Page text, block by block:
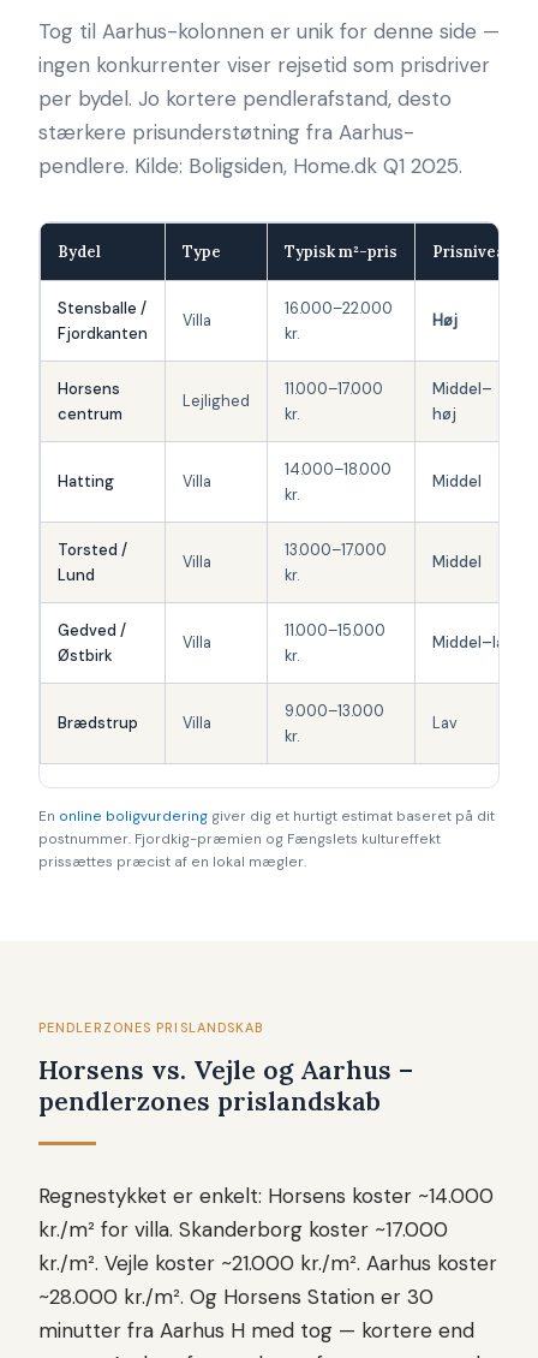
Tog til Aarhus-kolonnen er unik for denne side —
ingen konkurrenter viser rejsetid som prisdriver
per bydel. Jo kortere pendlerafstand, desto
stærkere prisunderstøtning fra Aarhus-
pendlere. Kilde: Boligsiden, Home.dk Q1 2025.
Bydel Type Typisk m²-pris Prisniveau
Stensballe /
Fjordkanten
Villa
16.000–22.000
kr.
Høj
Horsens
centrum
Lejlighed
11.000–17.000
kr.
Middel–
høj
Hatting Villa
14.000–18.000
kr.
Middel
Torsted /
Lund
Villa
13.000–17.000
kr.
Middel
Gedved /
Østbirk
Villa
11.000–15.000
kr.
Middel–lav
Brædstrup Villa
9.000–13.000
kr.
Lav
En online boligvurdering giver dig et hurtigt estimat baseret på dit
postnummer. Fjordkig-præmien og Fængslets kultureffekt
prissættes præcist af en lokal mægler.
PENDLERZONES PRISLANDSKAB
Horsens vs. Vejle og Aarhus –
pendlerzones prislandskab
Regnestykket er enkelt: Horsens koster ~14.000
kr./m² for villa. Skanderborg koster ~17.000
kr./m². Vejle koster ~21.000 kr./m². Aarhus koster
~28.000 kr./m². Og Horsens Station er 30
minutter fra Aarhus H med tog — kortere end